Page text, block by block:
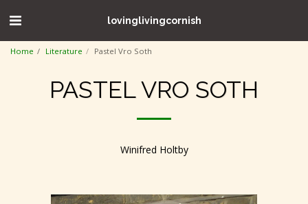
lovinglivingcornish
Home Literature Pastel Vro Soth
PASTEL VRO SOTH
Winifred Holtby